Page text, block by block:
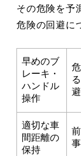
その危険を予
危険の回避に
早めのブ
レーキ・
ハンドル
操作
適切な車
間距離の
保持